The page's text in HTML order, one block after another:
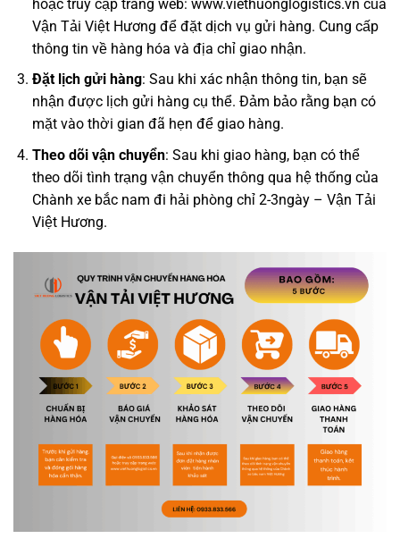
hoặc truy cập trang web: www.viethuonglogistics.vn của
Vận Tải Việt Hương để đặt dịch vụ gửi hàng. Cung cấp
thông tin về hàng hóa và địa chỉ giao nhận.
Đặt lịch gửi hàng: Sau khi xác nhận thông tin, bạn sẽ
nhận được lịch gửi hàng cụ thể. Đảm bảo rằng bạn có
mặt vào thời gian đã hẹn để giao hàng.
Theo dõi vận chuyển: Sau khi giao hàng, bạn có thể
theo dõi tình trạng vận chuyển thông qua hệ thống của
Chành xe bắc nam đi hải phòng chỉ 2-3ngày – Vận Tải
Việt Hương.